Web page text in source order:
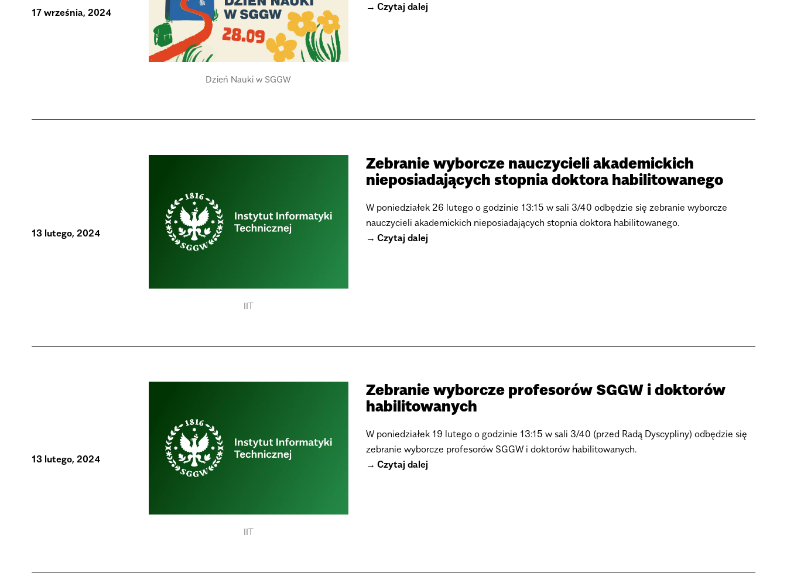
17 września, 2024
Dzień Nauki w SGGW
Czytaj dalej
13 lutego, 2024
IIT
Zebranie wyborcze nauczycieli akademickich
nieposiadających stopnia doktora habilitowanego
W poniedziałek 26 lutego o godzinie 13:15 w sali 3/40 odbędzie się zebranie wyborcze
nauczycieli akademickich nieposiadających stopnia doktora habilitowanego.
Czytaj dalej
13 lutego, 2024
IIT
Zebranie wyborcze profesorów SGGW i doktorów
habilitowanych
W poniedziałek 19 lutego o godzinie 13:15 w sali 3/40 (przed Radą Dyscypliny) odbędzie się
zebranie wyborcze profesorów SGGW i doktorów habilitowanych.
Czytaj dalej